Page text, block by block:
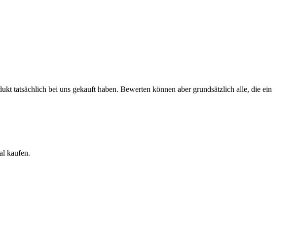
tatsächlich bei uns gekauft haben. Bewerten können aber grundsätzlich alle, die ein
kaufen.